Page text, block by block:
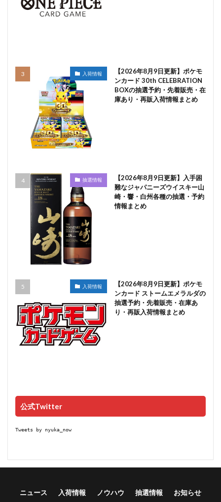
入荷情報
【2026年8月9日更新】ポケモ
ンカード 30th CELEBRATION
BOXの抽選予約・先着販売・在
庫あり・再販入荷情報まとめ
抽選情報
【2026年8月9日更新】入手困
難なジャパニーズウイスキー山
崎・響・白州各種の抽選・予約
情報まとめ
入荷情報
【2026年8月9日更新】ポケモ
ンカード ストームエメラルダの
抽選予約・先着販売・在庫あ
り・再販入荷情報まとめ
公式Twitter
Tweets by nyuka_now
ニュース 入荷情報 ノウハウ 抽選情報 お知らせ